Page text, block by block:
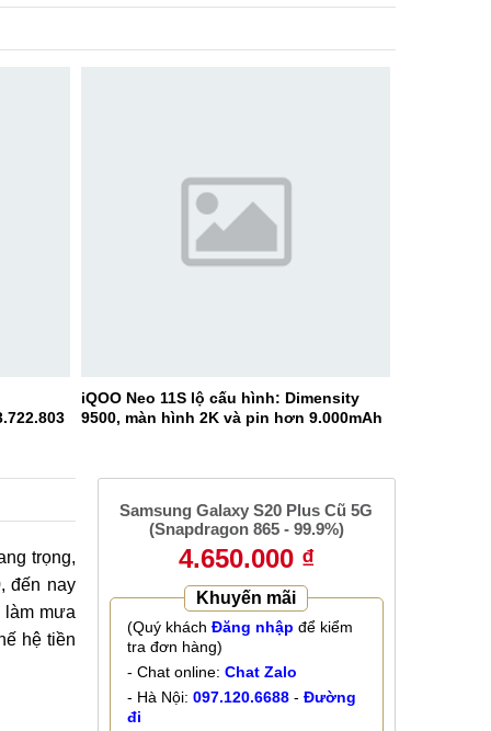
iQOO Neo 11S lộ cấu hình: Dimensity
9500, màn hình 2K và pin hơn 9.000mAh
trọng,
đến nay
làm mưa
hệ tiền
Samsung Galaxy S20 Plus Cũ 5G
(Snapdragon 865 - 99.9%)
4.650.000 ₫
Khuyến mãi
(Quý khách Đăng nhập để kiểm
tra đơn hàng)
- Chat online: Chat Zalo
- Hà Nội: 097.120.6688- Đường
đi